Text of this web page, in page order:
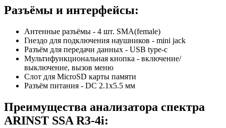
Разъёмы и интерфейсы:
Антенные разъёмы - 4 шт. SMA(female)
Гнездо для подключения наушников - mini jack
Разъём для передачи данных - USB type-c
Мультифункциональная кнопка - включение/
выключение, вызов меню
Слот для MicroSD карты памяти
Разъём питания - DC 2.1x5.5 мм
Преимущества анализатора спектра
ARINST SSA R3-4i: